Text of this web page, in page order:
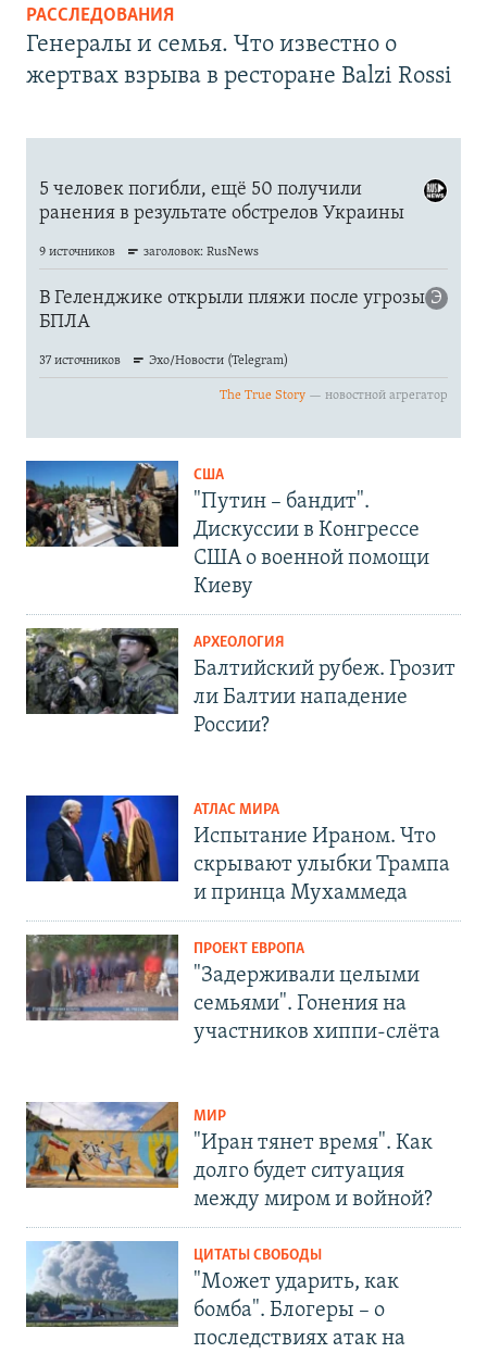
РАССЛЕДОВАНИЯ
Генералы и семья. Что известно о
жертвах взрыва в ресторане Balzi Rossi
США
"Путин – бандит".
Дискуссии в Конгрессе
США о военной помощи
Киеву
АРХЕОЛОГИЯ
Балтийский рубеж. Грозит
ли Балтии нападение
России?
АТЛАС МИРА
Испытание Ираном. Что
скрывают улыбки Трампа
и принца Мухаммеда
ПРОЕКТ ЕВРОПА
"Задерживали целыми
семьями". Гонения на
участников хиппи-слёта
МИР
"Иран тянет время". Как
долго будет ситуация
между миром и войной?
ЦИТАТЫ СВОБОДЫ
"Может ударить, как
бомба". Блогеры – о
последствиях атак на